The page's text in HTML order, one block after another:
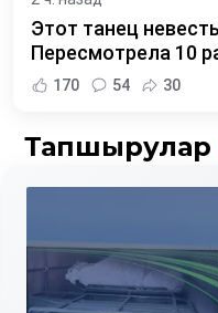
Этот танец
Пересмотрела 10
170 54 30
Тапшырулар